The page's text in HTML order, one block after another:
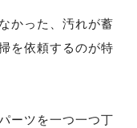
かった、汚れが蓄
を依頼するのが特
ーツを一つ一つ丁